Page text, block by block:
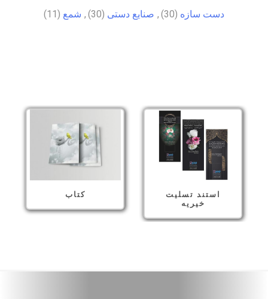
دست سازه (30)
, صنایع دستی (30)
, شمع (11)
استند تسلیت
خیریه
کتاب